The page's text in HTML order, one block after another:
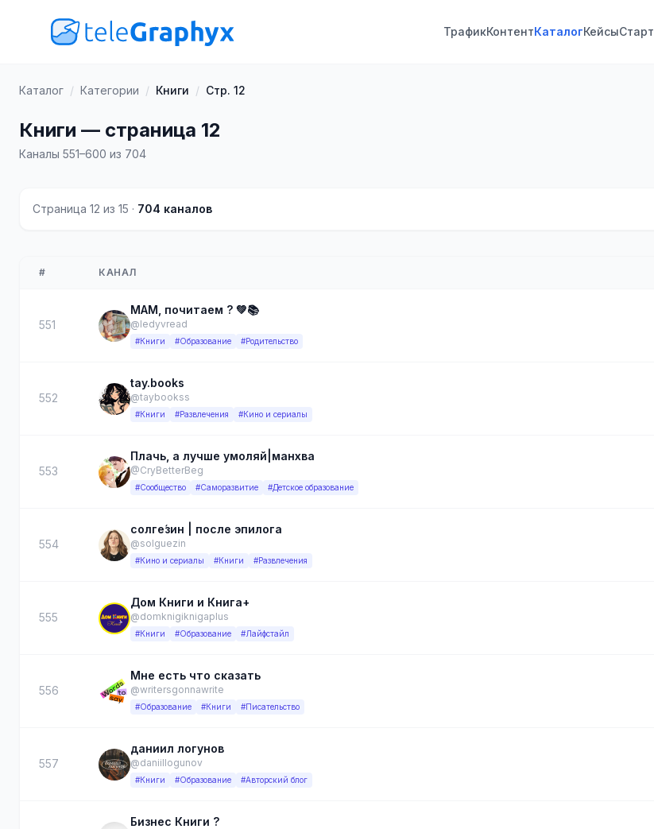
ТрафикКонтентКаталогКейсыСтарт
Каталог / Категории / Книги / Стр. 12
Книги — страница 12
Каналы 551–600 из 704
Страница 12 из 15 · 704 каналов
# КАНАЛ
551
МАМ, почитаем ? 💚📚
@ledyvread
#Книги #Образование #Родительство
552
tay.books
@taybookss
#Книги #Развлечения #Кино и сериалы
553
Плачь, а лучше умоляй|манхва
@CryBetterBeg
#Сообщество #Саморазвитие #Детское образование
554
солге́зин | после эпилога
@solguezin
#Кино и сериалы #Книги #Развлечения
555
Дом Книги и Книга+
@domknigiknigaplus
#Книги #Образование #Лайфстайл
556
Мне есть что сказать
@writersgonnawrite
#Образование #Книги #Писательство
557
даниил логунов
@daniillogunov
#Книги #Образование #Авторский блог
Бизнес Книги ?